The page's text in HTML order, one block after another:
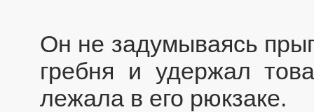
Он не задумываясь
гребня и удержал
лежала в его рюкзаке.